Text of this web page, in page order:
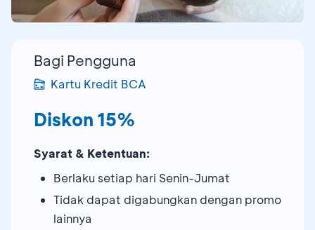
Bagi Pengguna
Kartu Kredit BCA
Diskon 15%
Syarat & Ketentuan:
Berlaku setiap hari Senin-Jumat
Tidak dapat digabungkan dengan promo
lainnya